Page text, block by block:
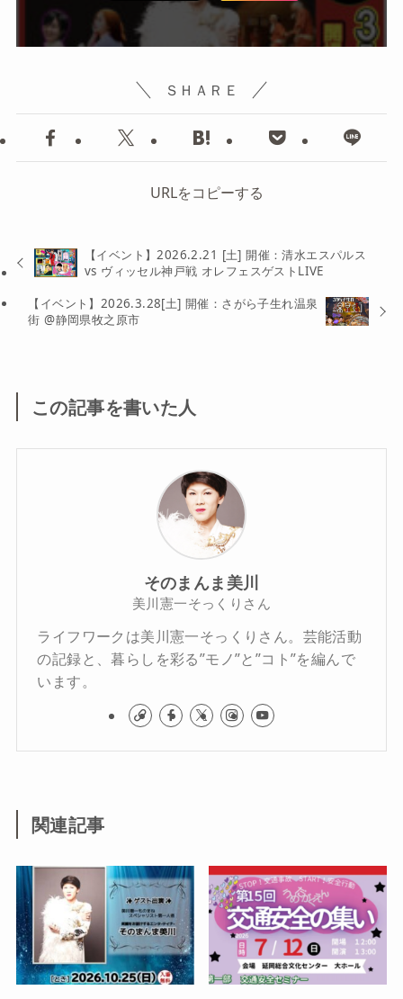
ＳＨＡＲＥ
URLをコピーする
【イベント】2026.2.21 [土] 開催：清水エスパルス
vs ヴィッセル神戸戦 オレフェスゲストLIVE
【イベント】2026.3.28[土] 開催：さがら子生れ温泉
街 @静岡県牧之原市
この記事を書いた人
そのまんま美川
美川憲一そっくりさん
ライフワークは美川憲一そっくりさん。芸能活動
の記録と、暮らしを彩る”モノ”と”コト”を編んで
います。
関連記事